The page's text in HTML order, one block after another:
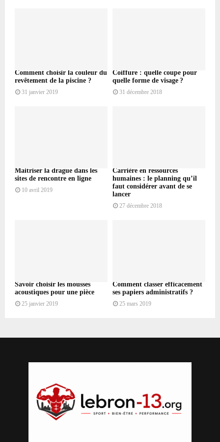
Comment choisir la couleur du
revêtement de la piscine ?
31 janvier 2019
Coiffure : quelle coupe pour
quelle forme de visage ?
31 décembre 2018
Maitriser la drague dans les
sites de rencontre en ligne
10 avril 2019
Carrière en ressources
humaines : le planning qu’il
faut considérer avant de se
lancer
27 décembre 2018
Savoir choisir les mousses
acoustiques pour une pièce
25 janvier 2019
Comment classer efficacement
ses papiers administratifs ?
25 mars 2019